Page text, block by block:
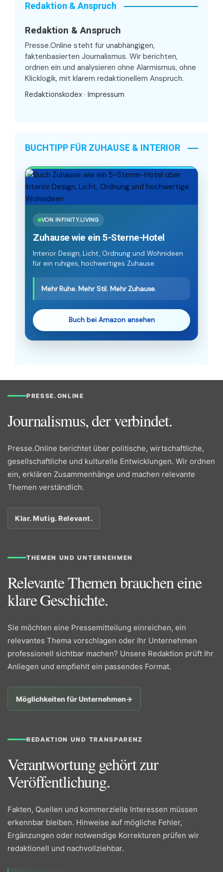
Redaktion & Anspruch
Redaktion & Anspruch
Presse.Online steht für unabhängigen,
faktenbasierten Journalismus. Wir berichten,
ordnen ein und analysieren ohne Alarmismus, ohne
Klicklogik, mit klarem redaktionellem Anspruch.
Redaktionskodex · Impressum
BUCHTIPP FÜR ZUHAUSE & INTERIOR
VON INFINITY.LIVING
Zuhause wie ein 5-Sterne-Hotel
Interior Design, Licht, Ordnung und Wohnideen
für ein ruhiges, hochwertiges Zuhause.
Mehr Ruhe. Mehr Stil. Mehr Zuhause.
Buch bei Amazon ansehen
PRESSE.ONLINE
Journalismus, der verbindet.
Presse.Online berichtet über politische, wirtschaftliche,
gesellschaftliche und kulturelle Entwicklungen. Wir ordnen
ein, erklären Zusammenhänge und machen relevante
Themen verständlich.
Klar. Mutig. Relevant.
THEMEN UND UNTERNEHMEN
Relevante Themen brauchen eine
klare Geschichte.
Sie möchten eine Pressemitteilung einreichen, ein
relevantes Thema vorschlagen oder Ihr Unternehmen
professionell sichtbar machen? Unsere Redaktion prüft Ihr
Anliegen und empfiehlt ein passendes Format.
Möglichkeiten für Unternehmen→
REDAKTION UND TRANSPARENZ
Verantwortung gehört zur
Veröffentlichung.
Fakten, Quellen und kommerzielle Interessen müssen
erkennbar bleiben. Hinweise auf mögliche Fehler,
Ergänzungen oder notwendige Korrekturen prüfen wir
redaktionell und nachvollziehbar.